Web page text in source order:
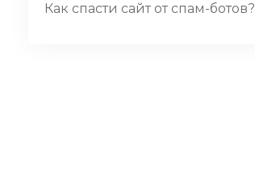
Как спасти сайт от спам-ботов?